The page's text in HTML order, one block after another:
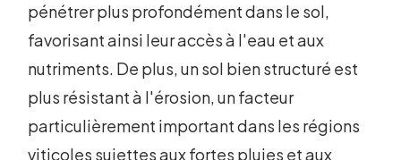
pénétrer plus profondément dans le sol,
favorisant ainsi leur accès à l'eau et aux
nutriments. De plus, un sol bien structuré est
plus résistant à l'érosion, un facteur
particulièrement important dans les régions
viticoles sujettes aux fortes pluies et aux